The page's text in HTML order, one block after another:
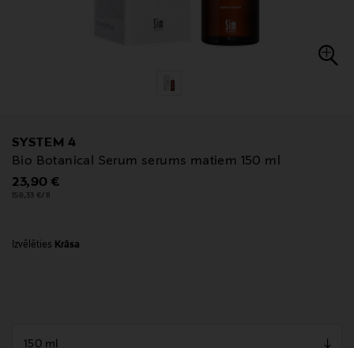
SYSTEM 4
Bio Botanical Serum serums matiem 150 ml
Original Price
23,90 €
159,33 €/1l
Izvēlēties Krāsa